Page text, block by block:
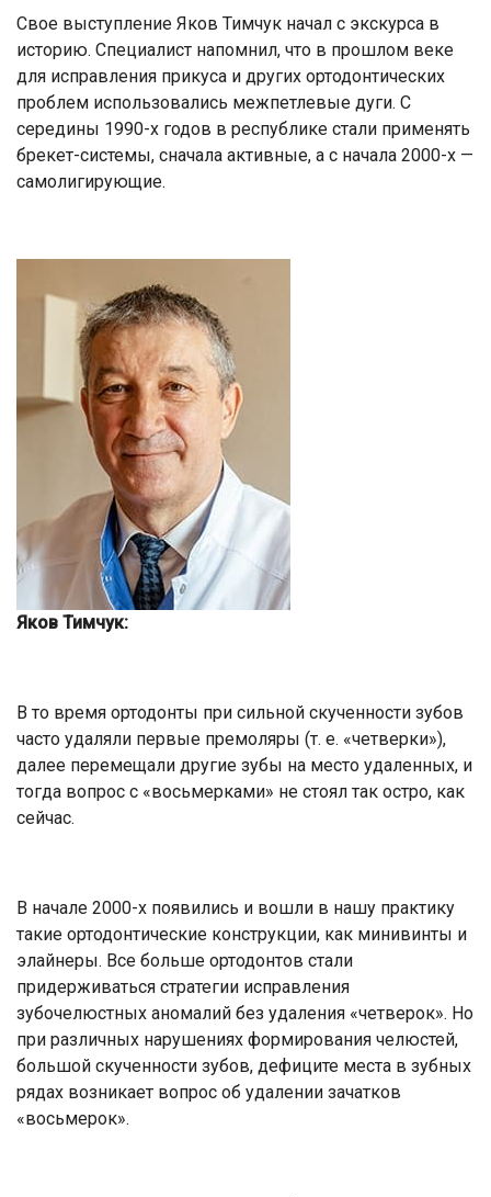
Свое выступление Яков Тимчук начал с экскурса в
историю. Специалист напомнил, что в прошлом веке
для исправления прикуса и других ортодонтических
проблем использовались межпетлевые дуги. С
середины 1990-х годов в республике стали применять
брекет-системы, сначала активные, а с начала 2000-х —
самолигирующие.
Яков Тимчук:
В то время ортодонты при сильной скученности зубов
часто удаляли первые премоляры (т. е. «четверки»),
далее перемещали другие зубы на место удаленных, и
тогда вопрос с «восьмерками» не стоял так остро, как
сейчас.
В начале 2000-х появились и вошли в нашу практику
такие ортодонтические конструкции, как минивинты и
элайнеры. Все больше ортодонтов стали
придерживаться стратегии исправления
зубочелюстных аномалий без удаления «четверок». Но
при различных нарушениях формирования челюстей,
большой скученности зубов, дефиците места в зубных
рядах возникает вопрос об удалении зачатков
«восьмерок».